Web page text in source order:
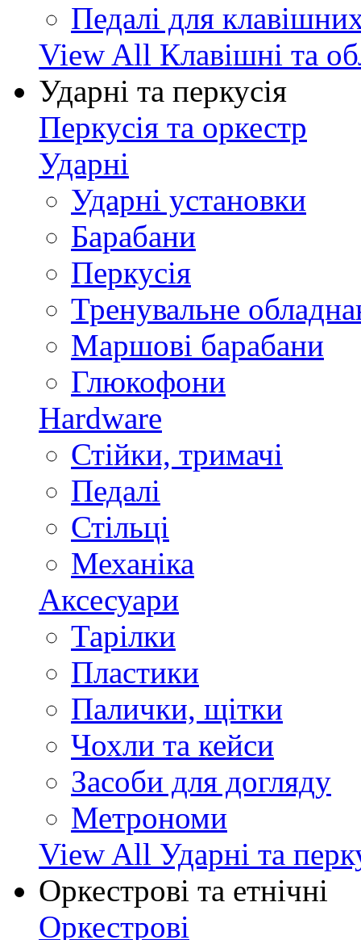
Педалі для
View All Клавішні та
Ударні та перкусія
Перкусія та оркестр
Ударні
Ударні установки
Барабани
Перкусія
Тренувальне
Маршові барабани
Глюкофони
Hardware
Стійки, тримачі
Педалі
Стільці
Механіка
Аксесуари
Тарілки
Пластики
Палички, щітки
Чохли та кейси
Засоби для догляду
Метрономи
View All Ударні та
Оркестрові та етнічні
Оркестрові